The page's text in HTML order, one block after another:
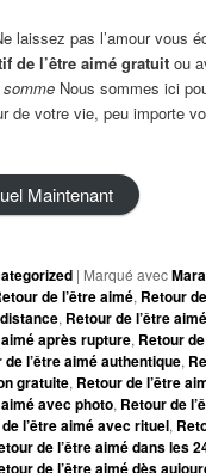
laissez pas l’amour vous
de l’être aimé gratuit ou
Nous sommes ici
de votre vie, peu importe
Maintenant
| Marqué avec
de l’être aimé, Retour
, Retour de l’être
après rupture, Retour
de l’être aimé authentique,
gratuite, Retour de l’être
avec photo, Retour de
l’être aimé avec rituel,
de l’être aimé dans les
de l’être aimé dès